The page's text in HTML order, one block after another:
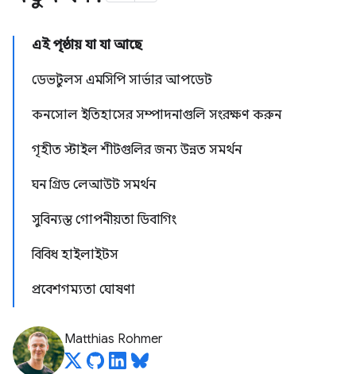
এই পৃষ্ঠায় যা যা আছে
ডেভটুলস এমসিপি সার্ভার আপডেট
কনসোল ইতিহাসের সম্পাদনাগুলি সংরক্ষণ করুন
গৃহীত স্টাইল শীটগুলির জন্য উন্নত সমর্থন
ঘন গ্রিড লেআউট সমর্থন
সুবিন্যস্ত গোপনীয়তা ডিবাগিং
বিবিধ হাইলাইটস
প্রবেশগম্যতা ঘোষণা
Matthias Rohmer